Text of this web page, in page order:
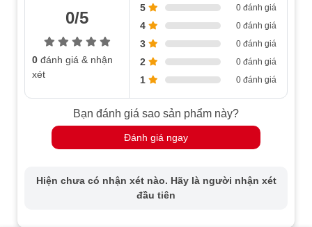
Tăng cường
BLC/3D DNR/ROI/HLC
Cài đặt hình
tương phản, độ sắc nét và cân bằng
trắng bằng phần mềm khách hoặc trình
duyệt web
Vùng quan
tâm (ROI)
Hỗ trợ 1 vùng cố định cho luồng chính
và luồng phụ riêng biệt
Hỗ trợ thẻ microSD/SDHC/SDXC (256
0/5
0 đánh giá & nhận
xét
5 0 đánh giá
4 0 đánh giá
3 0 đánh giá
2 0 đánh giá
1 0 đánh giá
Bạn đánh giá sao sản phẩm này?
Đánh giá ngay
Hiện chưa có nhận xét nào. Hãy là người nhận xét
đầu tiên